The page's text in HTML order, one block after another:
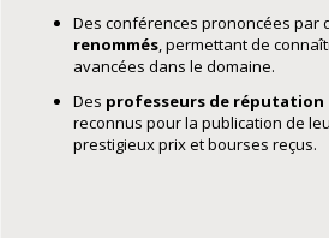
Des conférences prononcées par
renommés , permettant de
avancées dans le domaine.
Des professeurs de
reconnus pour la publication de
prestigieux prix et bourses reçus.